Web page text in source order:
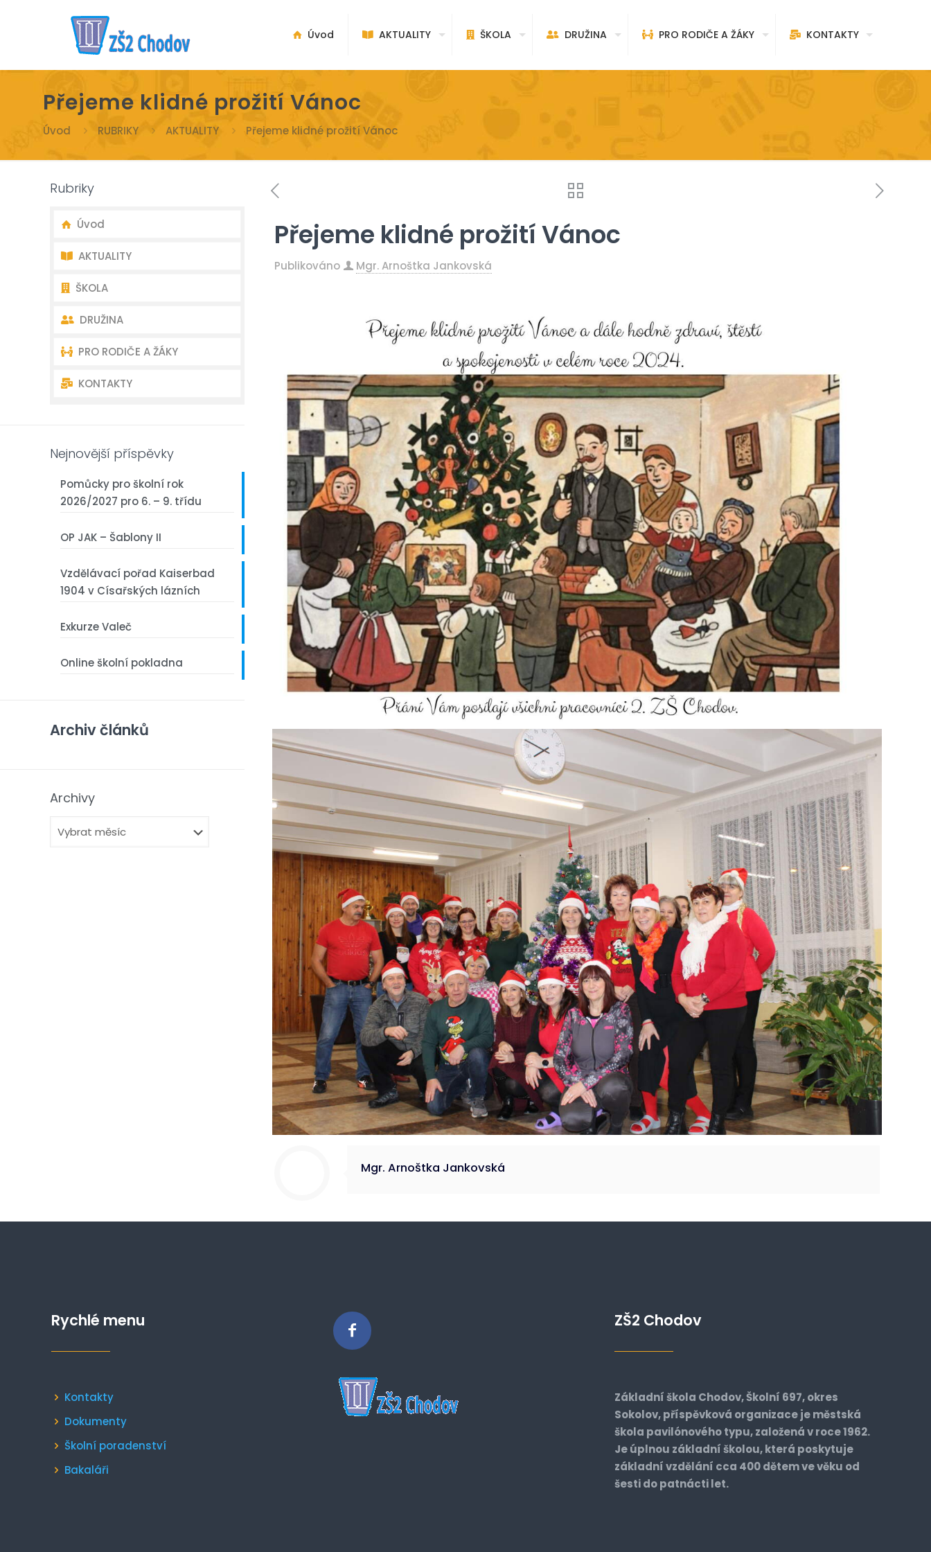
Úvod AKTUALITY ŠKOLA DRUŽINA PRO RODIČE A ŽÁKY KONTAKTY
Přejeme klidné prožití Vánoc
Úvod RUBRIKY AKTUALITY Přejeme klidné prožití Vánoc
Přejeme klidné prožití Vánoc
Publikováno Mgr. Arnoštka Jankovská
Mgr. Arnoštka Jankovská
Rubriky
Úvod
AKTUALITY
Nejnovější aktuality
Akce školy
Akce školní družiny
ŠKOLA
Úvodní charakteristika školy
Dokumenty
Školní poradenství
Žákovský parlament
Akce školy
Fotogalerie
Projekty
Z historie naší školy
DRUŽINA
Oddělení školní družiny –
PRO RODIČE A ŽÁKY
Organizace školního roku
První třída
KONTAKTY
Kontakty učitelé
Nejnovější příspěvky
Pomůcky pro školní rok
2026/2027 pro 6. – 9. třídu
OP JAK – Šablony II
Vzdělávací pořad Kaiserbad
1904 v Císařských lázních
Exkurze Valeč
Online školní pokladna
Archiv článků
Archivy
Rychlé menu
Kontakty
Dokumenty
Školní poradenství
Bakaláři
ZŠ2 Chodov
Základní škola Chodov, Školní 697, okres
Sokolov, příspěvková organizace je městská
škola pavilónového typu, založená v roce 1962.
Je úplnou základní školou, která poskytuje
základní vzdělání cca 400 dětem ve věku od
šesti do patnácti let.